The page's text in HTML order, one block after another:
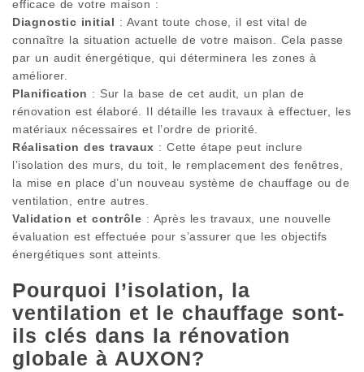
efficace de votre maison :
Diagnostic initial : Avant toute chose, il est vital de
connaître la situation actuelle de votre maison. Cela passe
par un audit énergétique, qui déterminera les zones à
améliorer.
Planification : Sur la base de cet audit, un plan de
rénovation est élaboré. Il détaille les travaux à effectuer, les
matériaux nécessaires et l’ordre de priorité.
Réalisation des travaux : Cette étape peut inclure
l’isolation des murs, du toit, le remplacement des fenêtres,
la mise en place d’un nouveau système de chauffage ou de
ventilation, entre autres.
Validation et contrôle : Après les travaux, une nouvelle
évaluation est effectuée pour s’assurer que les objectifs
énergétiques sont atteints.
Pourquoi l’isolation, la
ventilation et le chauffage sont-
ils clés dans la rénovation
globale à AUXON?